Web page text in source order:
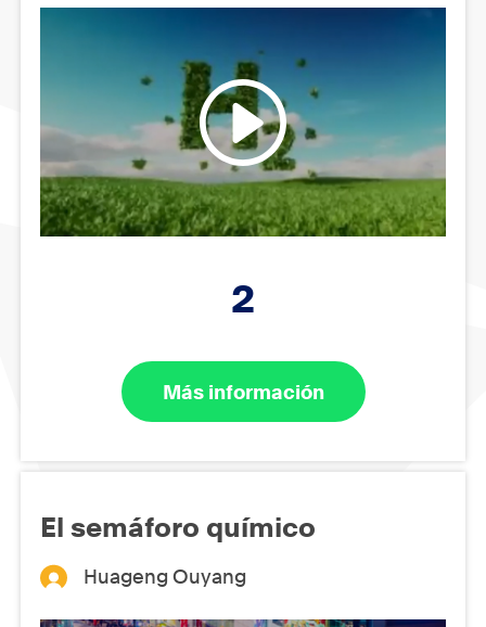
2
Más información
El semáforo químico
Huageng Ouyang